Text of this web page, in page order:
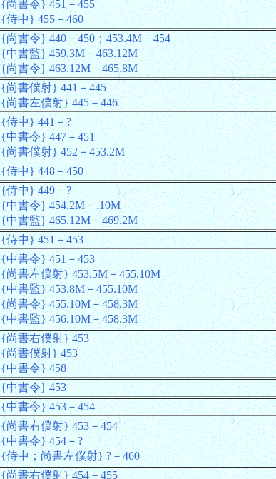
{尚書令} 451－455
{侍中} 455－460
{尚書令} 440－450；453.4M－454
{中書監} 459.3M－463.12M
{尚書令} 463.12M－465.8M
{尚書僕射} 441－445
{尚書左僕射} 445－446
{侍中} 441－?
{中書令} 447－451
{尚書僕射} 452－453.2M
{侍中} 448－450
{侍中} 449－?
{中書令} 454.2M－.10M
{中書監} 465.12M－469.2M
{侍中} 451－453
{中書令} 451－453
{尚書左僕射} 453.5M－455.10M
{中書監} 453.8M－455.10M
{尚書令} 455.10M－458.3M
{中書監} 456.10M－458.3M
{尚書右僕射} 453
{尚書僕射} 453
{中書令} 458
{中書令} 453
{中書令} 453－454
{尚書右僕射} 453－454
{中書令} 454－?
{侍中；尚書左僕射} ?－460
{尚書右僕射} 454－455